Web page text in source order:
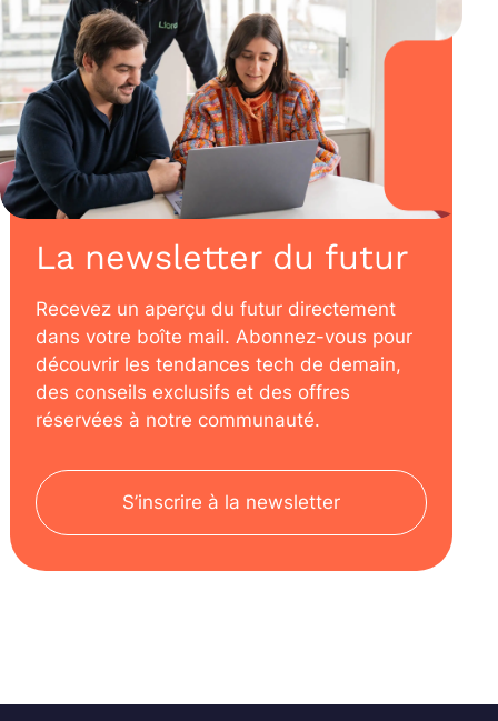
La newsletter du futur
Recevez un aperçu du futur directement
dans votre boîte mail. Abonnez-vous pour
découvrir les tendances tech de demain,
des conseils exclusifs et des offres
réservées à notre communauté.
S’inscrire à la newsletter